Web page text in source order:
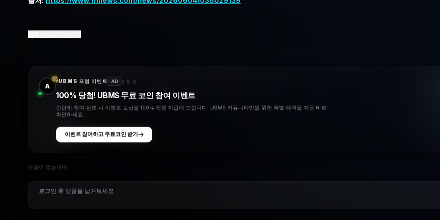
A
UBMS 포럼 이벤트 AD 진행 중
100% 당첨! UBMS 무료 코인 참여 이벤트
간단한 참여 완료 시 이벤트 보상을 100% 전원 지급해 드립니다! UBMS 커뮤니티만을 위한 특별 혜택을 지금 바로
확인하세요.
이벤트 참여하고 무료코인 받기
댓글이 없습니다.